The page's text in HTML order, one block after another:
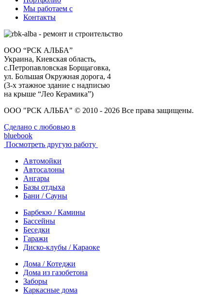
Мы работаем с
Контакты
ООО “РСК АЛЬБА”
Украина, Киевская область,
с.Петропавловская Борщаговка,
ул. Большая Окружная дорога, 4
(3-х этажное здание с надписью
на крыше “Лео Керамика”)
ООО "РСК АЛЬБА" © 2010 - 2026 Все права защищены.
Сделано с любовью в
bluebook
Посмотреть другую работу
Автомойки
Автосалоны
Ангары
Базы отдыха
Бани / Сауны
Барбекю / Камины
Бассейны
Беседки
Гаражи
Диско-клубы / Караоке
Дома / Котеджи
Дома из газобетона
Заборы
Каркасные дома